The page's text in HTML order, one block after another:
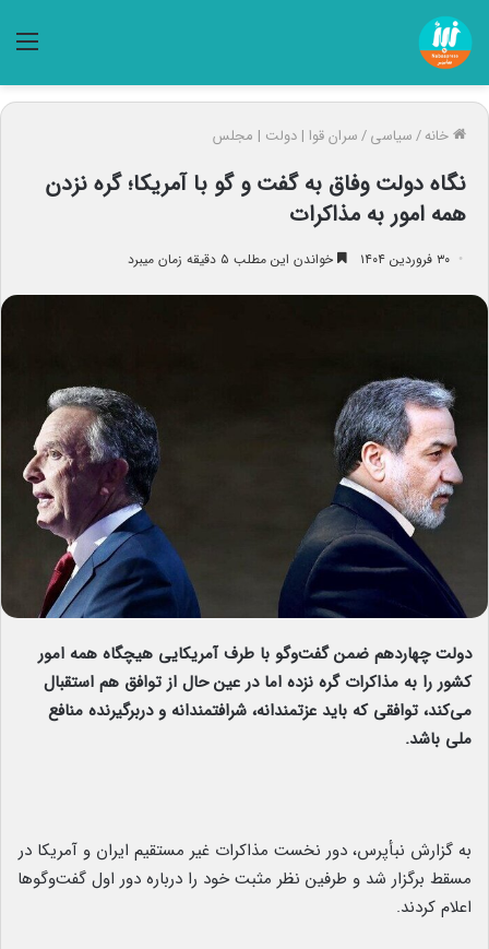
خانه/سیاسی/سران قوا | دولت | مجلس
نگاه دولت وفاق به گفت و گو با آمریکا؛ گره نزدن
همه امور به مذاکرات
۳۰ فروردین ۱۴۰۴ خواندن این مطلب ۵ دقیقه زمان میبرد
دولت چهاردهم ضمن گفت‌وگو با طرف آمریکایی هیچگاه همه امور
کشور را به مذاکرات گره نزده اما در عین حال از توافق هم استقبال
می‌کند، توافقی که باید عزتمندانه، شرافتمندانه و دربرگیرنده منافع
ملی باشد.
به گزارش نبأپرس، دور نخست مذاکرات غیر مستقیم ایران و آمریکا در
مسقط برگزار شد و طرفین نظر مثبت خود را درباره دور اول گفت‌وگوها
اعلام کردند.